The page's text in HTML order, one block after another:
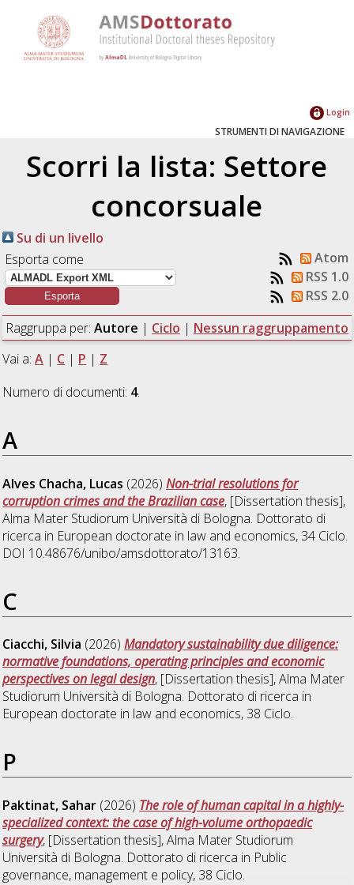
Login
STRUMENTI DI NAVIGAZIONE
Scorri la lista: Settore
concorsuale
Su di un livello
Esporta come
Atom
RSS 1.0
RSS 2.0
Raggruppa per: Autore | Ciclo | Nessun raggruppamento
Vai a:A | C | P | Z
Numero di documenti: 4.
A
Alves Chacha, Lucas (2026)Non-trial resolutions for
corruption crimes and the Brazilian case, [Dissertation thesis],
Alma Mater Studiorum Università di Bologna. Dottorato di
ricerca in European doctorate in law and economics, 34 Ciclo.
DOI 10.48676/unibo/amsdottorato/13163.
C
Ciacchi, Silvia (2026)Mandatory sustainability due diligence:
normative foundations, operating principles and economic
perspectives on legal design, [Dissertation thesis], Alma Mater
Studiorum Università di Bologna. Dottorato di ricerca in
European doctorate in law and economics, 38 Ciclo.
P
Paktinat, Sahar (2026) The role of human capital in a highly-
specialized context: the case of high-volume orthopaedic
surgery, [Dissertation thesis], Alma Mater Studiorum
Università di Bologna. Dottorato di ricerca in Public
governance, management e policy, 38 Ciclo.